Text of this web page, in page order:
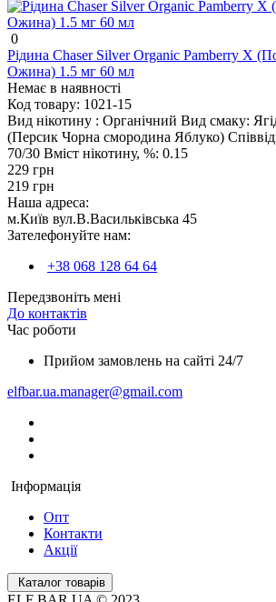
0
Рідина Chaser Silver Organic Pamberry Х
Ожина) 1.5 мг 60 мл
Немає в наявності
Код товару: 1021-15
Вид нікотину : Органічний Вид смаку:
(Персик Чорна смородина Яблуко)
70/30 Вміст нікотину, %: 0.15
229 грн
219 грн
Наша адреса:
м.Київ вул.В.Васильківська 45
Зателефонуйте нам:
+38 068 128 64 64
Передзвоніть мені
До контактів
Час роботи
Прийом замовлень на сайті 24/7
elfbar.ua.manager@gmail.com
Інформація
Опт
Контакти
Акції
Каталог товарів